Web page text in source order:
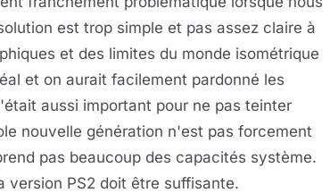
est trop simple et pas assez claire à
et des limites du monde isométrique
et on aurait facilement pardonné les
aussi important pour ne pas teinter
nouvelle génération n'est pas forcement
pas beaucoup des capacités système.
PS2 doit être suffisante.